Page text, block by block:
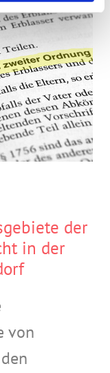
der
in der
von